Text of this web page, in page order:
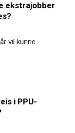
ekstrajobber
vil kunne
i PPU-